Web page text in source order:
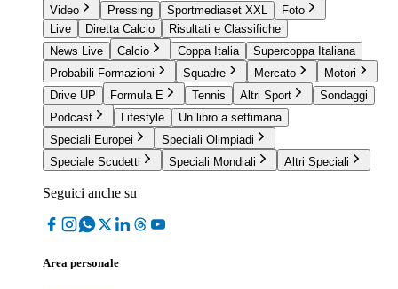
Video Pressing Sportmediaset XXL
Foto
Live
Diretta Calcio
Risultati e Classifiche
News Live
Calcio Coppa Italia
Supercoppa Italiana
Probabili Formazioni
Squadre Mercato
Motori
Drive UP
Formula E Tennis Altri Sport
Sondaggi
Podcast
Lifestyle
Un libro a settimana
Speciali Europei
Speciali Olimpiadi
Speciale Scudetti
Speciali Mondiali Altri Speciali
Seguici anche su
Area personale